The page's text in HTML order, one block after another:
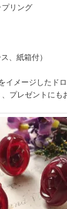
リング
、紙箱付）
イメージしたド
プレゼントに